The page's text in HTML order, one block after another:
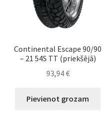
Continental Escape 90/90
– 21 54S TT (priekšējā)
93,94€
Pievienot grozam